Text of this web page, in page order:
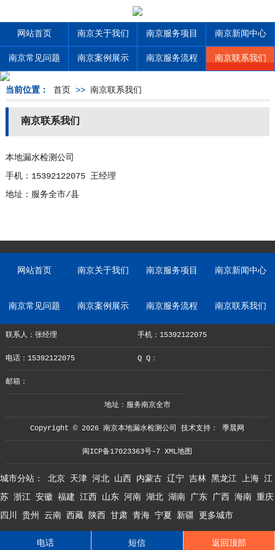
网站首页 南京关于我们 南京服务项目 南京新闻中心
南京常见问题 南京案例展示 南京服务流程 南京联系我们
当前位置： 首页 >> 南京联系我们
南京联系我们
本地漏水检测公司
手机：15392122075 王经理
地址：服务全市/县
网站首页 南京关于我们 南京服务项目 南京新闻中心
南京常见问题 南京案例展示 南京服务流程 南京联系我们
联系人：张经理 手机：15392122075
电话：15392122075 Q Q：
邮箱：
地址：服务南京全市
Copyright © 2026 南京本地漏水检测公司 技术支持：季晨网
闽ICP备17023363号-7 XML地图
城市分站： 北京 天津 河北 山西 内蒙古 辽宁 吉林 黑龙江 上海 江
苏 浙江 安徽 福建 江西 山东 河南 湖北 湖南 广东 广西 海南 重庆
四川
贵州 云南 西藏 陕西 甘肃 青海 宁夏 新疆 更多城市
电话 短信 返回顶部